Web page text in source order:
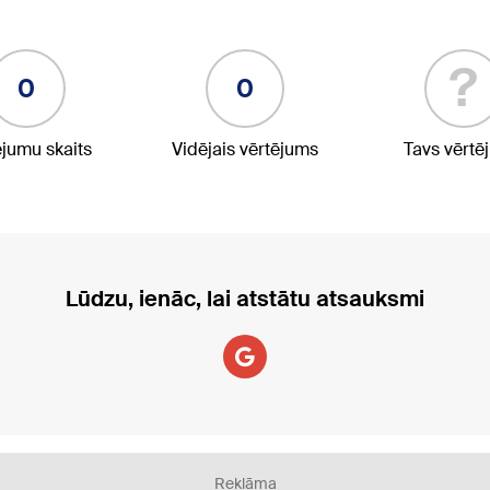
0
skaits
0
Vidējais vērtējums
?
Tavs
Lūdzu, ienāc, lai atstātu atsauksmi
Reklāma